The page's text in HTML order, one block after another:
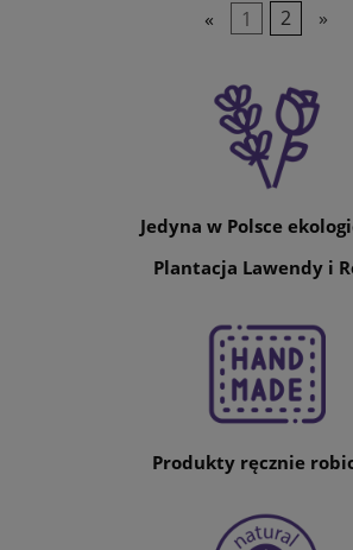
« 1 2 »
Jedyna w Polsce
Plantacja Lawendy i
Produkty ręcznie